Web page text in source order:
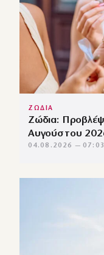
ΖΩΔΙΑ
Ζώδια:
Αυγούστου
04.08.2026 — 07:03